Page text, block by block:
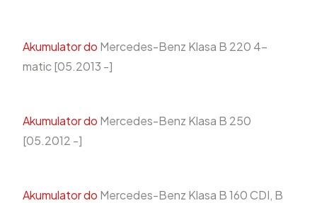
Akumulator do Mercedes-Benz Klasa B 220 4-
matic [05.2013 -]
Akumulator do Mercedes-Benz Klasa B 250
[05.2012 -]
Akumulator do Mercedes-Benz Klasa B 160 CDI, B